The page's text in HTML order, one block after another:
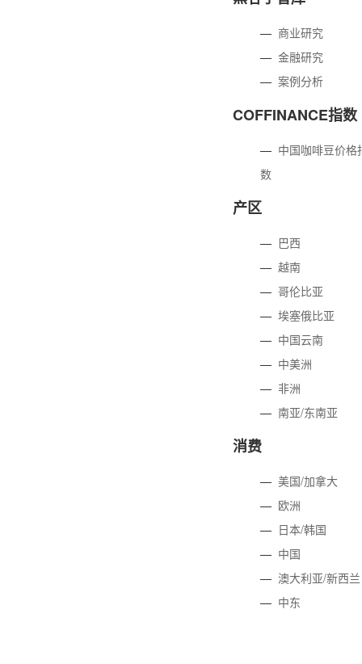
— 商业研究
—金融研究
—案例分析
COFFINANCE指数
— 中国咖啡豆价格
数
产区
— 巴西
—越南
—哥伦比亚
—埃塞俄比亚
— 中国云南
— 中美洲
—非洲
—南亚/东南亚
消费
—美国/加拿大
— 欧洲
— 日本/韩国
— 中国
— 澳大利亚/新西兰
— 中东